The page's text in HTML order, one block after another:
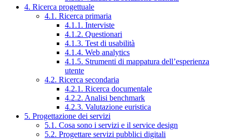
4. Ricerca progettuale
4.1. Ricerca primaria
4.1.1. Interviste
4.1.2. Questionari
4.1.3. Test di usabilità
4.1.4. Web analytics
4.1.5. Strumenti di mappatura dell’esperienza
utente
4.2. Ricerca secondaria
4.2.1. Ricerca documentale
4.2.2. Analisi benchmark
4.2.3. Valutazione euristica
5. Progettazione dei servizi
5.1. Cosa sono i servizi e il service design
5.2. Progettare servizi pubblici digitali